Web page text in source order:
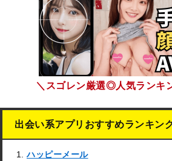
＼スゴレン厳選◎人気ランキ
出会い系アプリおすすめランキン
ハッピーメール